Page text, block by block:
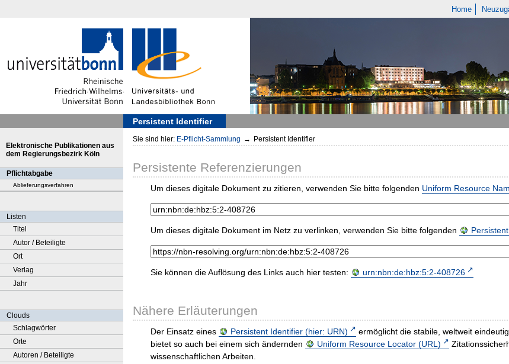
Home
Persistent Identifier
Elektronische Publikationen aus
dem Regierungsbezirk Köln
Pflichtabgabe
Ablieferungsverfahren
Listen
Titel
Autor / Beteiligte
Ort
Verlag
Jahr
Clouds
Schlagwörter
Orte
Autoren / Beteiligte
Sie sind hier: E-Pflicht-Sammlung → Persistent Identifier
Persistente Referenzierungen
Um dieses digitale Dokument zu zitieren, verwenden Sie bitte folgenden Uniform Resource
Um dieses digitale Dokument im Netz zu verlinken, verwenden Sie bitte folgenden
Sie können die Auflösung des Links auch hier testen: urn:nbn:de:hbz:5:2-408726
Nähere Erläuterungen
Der Einsatz eines Persistent Identifier (hier: URN)
ermöglicht die stabile, weltweit
bietet so auch bei einem sich ändernden
Uniform Resource Locator (URL)
wissenschaftlichen Arbeiten.